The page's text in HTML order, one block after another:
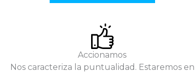
Accionamos
Nos caracteriza la puntualidad. Estaremos en